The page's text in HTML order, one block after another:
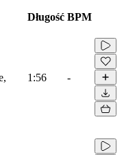
Długość BPM
1:56 -